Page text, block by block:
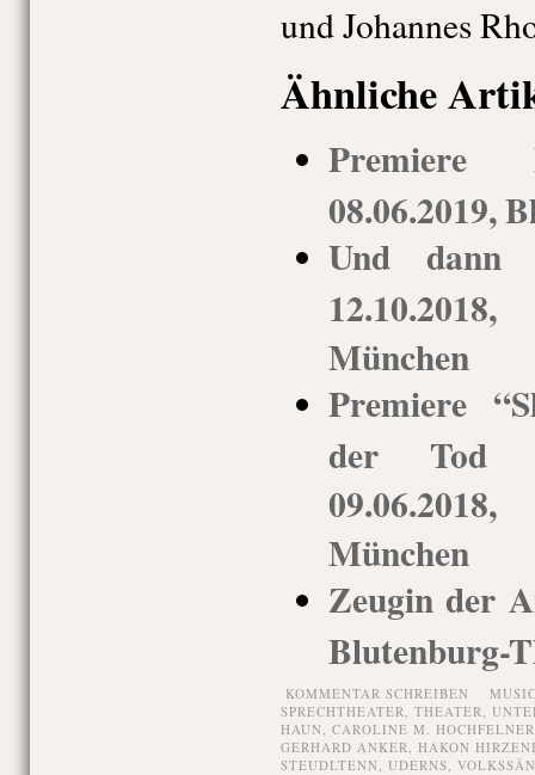
und Johannes
Ähnliche
08.06.2019,
Und dann
München
Premiere
der Tod
München
Zeugin der
Blutenburg-
KOMMENTAR SCHREIBEN
SPRECHTHEATER, THEATER,
HAUN, CAROLINE M. HOCHFELNER
GERHARD ANKER, HAKON
STEUDLTENN, UDERNS,